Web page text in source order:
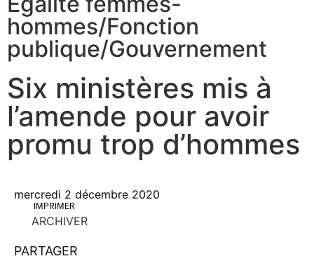
hommes/Fonction
publique/Gouvernement
Six ministères mis à
l’amende pour avoir
promu trop d’hommes
mercredi 2 décembre 2020
IMPRIMER
ARCHIVER
PARTAGER